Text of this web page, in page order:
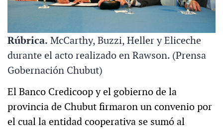
Rúbrica. McCarthy, Buzzi, Heller y Eliceche
durante el acto realizado en Rawson. (Prensa
Gobernación Chubut)
El Banco Credicoop y el gobierno de la
provincia de Chubut firmaron un convenio por
el cual la entidad cooperativa se sumó al